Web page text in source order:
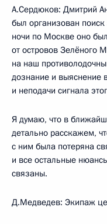
А.Сердюков: Дмитрий
был организован поиск
ночи по Москве оно
от островов Зелёного
на наш
дознание и выяснение
и неподачи сигнала
Я думаю, что в
детально расскажем,
с ним была потеряна
и все остальные
связаны.
Д.Медведев: Экипаж